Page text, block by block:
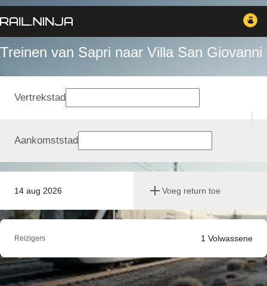
Treinen van Sapri naar Villa San Giovanni
14 aug 2026 Voeg return toe
Vertrekstad
Aankomststad
Reizigers 1 Volwassene